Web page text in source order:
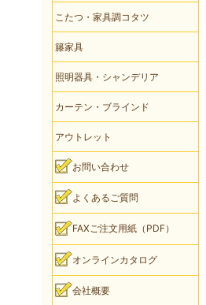
こたつ・家具調コタツ
籐家具
照明器具・シャンデリア
カーテン・ブラインド
アウトレット
お問い合わせ
よくあるご質問
FAXご注文用紙（PDF）
オンラインカタログ
会社概要